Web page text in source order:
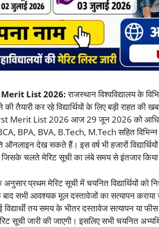
List 2026:राजस्थान विश्वविद्यालय के
कर रहे विद्यार्थियों के लिए बड़ी राहत की
Merit List 2026 आज 29 जून 2026 को
BPA, BVA, B.Tech, M.Tech सहित
देख सकते हैं। इस वर्ष भी हजारों विद्यार्थियों
चलते मेरिट सूची का लंबे समय से इंतजार किया
के अनुसार प्रथम मेरिट सूची में चयनित विद्यार्थियों
सभी आवश्यक मूल दस्तावेजों का सत्यापन कराया
तय समय के भीतर दस्तावेज सत्यापन या
सूची जारी की जाएगी। इसलिए सभी चयनित